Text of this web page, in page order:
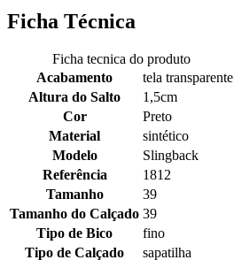
Ficha Técnica
Ficha tecnica do produto
Acabamento
tela transparente
Altura do Salto
1,5cm
Cor
Preto
Material
sintético
Modelo
Slingback
Referência
1812
Tamanho
39
Tamanho do Calçado 39
Tipo de Bico
fino
Tipo de Calçado
sapatilha